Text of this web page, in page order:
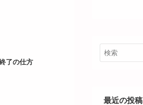
了の仕方
最近の投稿